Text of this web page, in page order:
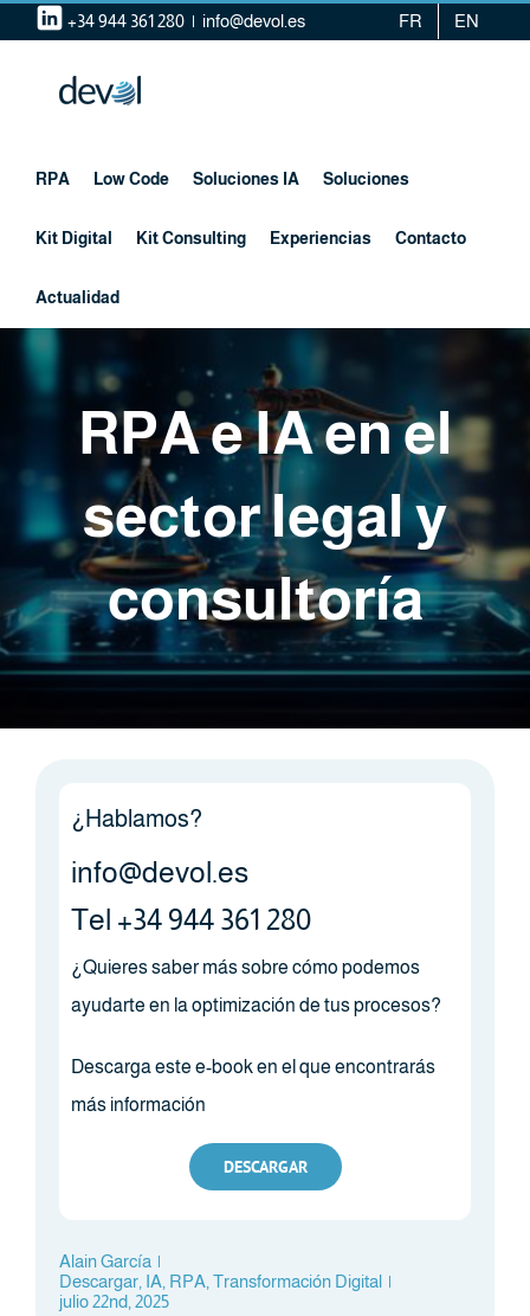
Saltar
contenido
+34 944 361 280 | info@devol.es FR EN
RPA Low Code Soluciones IA Soluciones
Kit Digital Kit Consulting Experiencias Contacto
Actualidad
RPA e IA en el
sector legal y
consultoría
¿Hablamos?
info@devol.es
Tel +34 944 361 280
¿Quieres saber más sobre cómo podemos
ayudarte en la optimización de tus procesos?
Descarga este e-book en el que encontrarás
más información
DESCARGAR
Alain García |
Descargar, IA RPA Transformación Digital |
julio 22nd, 2025